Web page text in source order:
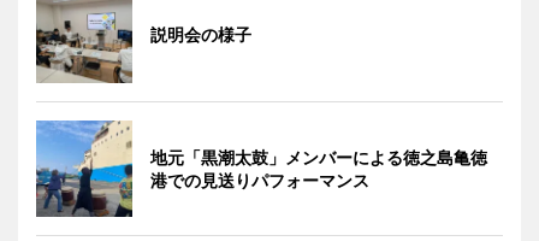
説明会の様子
地元「黒潮太鼓」メンバーによる徳之島亀徳
港での見送りパフォーマンス